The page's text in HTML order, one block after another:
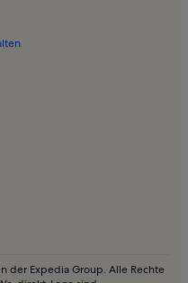
Rheinsberg
der Expedia Group. Alle Rechte